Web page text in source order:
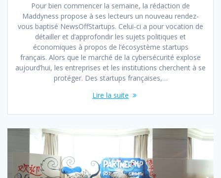
Pour bien commencer la semaine, la rédaction de
Maddyness propose à ses lecteurs un nouveau rendez-
vous baptisé NewsOffStartups. Celui-ci a pour vocation de
détailler et d’approfondir les sujets politiques et
économiques à propos de l’écosystème startups
français. Alors que le marché de la cybersécurité explose
aujourd’hui, les entreprises et les institutions c­­herchent à se
protéger. Des startups françaises,…
Lire la suite